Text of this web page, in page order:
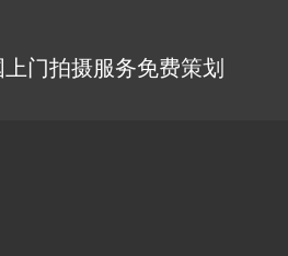
门拍摄服务免费策划